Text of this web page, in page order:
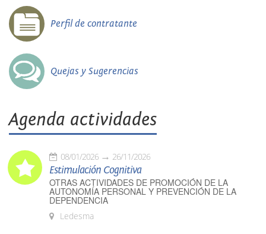
Perfil de contratante
Quejas y Sugerencias
Agenda actividades
08/01/2026 26/11/2026
Estimulación Cognitiva
OTRAS ACTIVIDADES DE PROMOCIÓN DE LA
AUTONOMÍA PERSONAL Y PREVENCIÓN DE LA
DEPENDENCIA
Ledesma